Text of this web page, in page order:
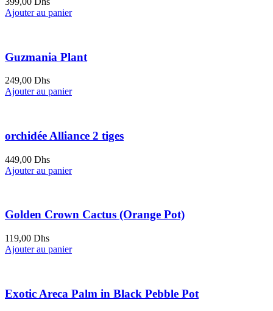
Ajouter au panier
Guzmania Plant
249,00 Dhs
Ajouter au panier
orchidée Alliance 2 tiges
449,00 Dhs
Ajouter au panier
Golden Crown Cactus (Orange Pot)
119,00 Dhs
Ajouter au panier
Exotic Areca Palm in Black Pebble Pot